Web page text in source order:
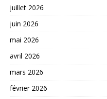
juillet 2026
juin 2026
mai 2026
avril 2026
mars 2026
février 2026